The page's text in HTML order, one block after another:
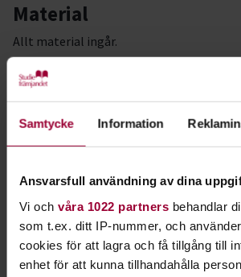
Samtycke Information
Ansvarsfull användning av dina
Vi och våra 1022 partnersbehandlar
som t.ex. ditt IP-nummer, och
cookies för att lagra och få tillgång till
enhet för att kunna tillhandahålla
Material
Allt material ingår.
Varmt välkommen till Pastellens magi.
Kort om Tamara
Tamara Rogozina är en känd ukrainsk
studerade vid School of Modern Art i
nästan ett decennium som kreativ chef
där har hon drivit konstprogram och
deras utforskande av konst. I Sverige
visats på utställningar som